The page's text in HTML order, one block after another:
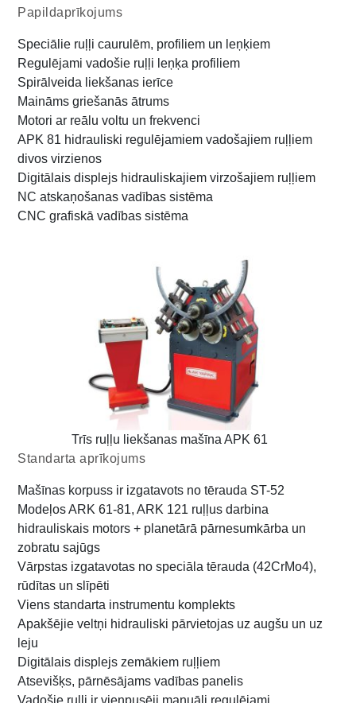
Papildaprīkojums
Speciālie ruļļi caurulēm, profiliem un leņķiem
Regulējami vadošie ruļļi leņķa profiliem
Spirālveida liekšanas ierīce
Maināms griešanās ātrums
Motori ar reālu voltu un frekvenci
APK 81 hidrauliski regulējamiem vadošajiem ruļļiem
divos virzienos
Digitālais displejs hidrauliskajiem virzošajiem ruļļiem
NC atskaņošanas vadības sistēma
CNC grafiskā vadības sistēma
Trīs ruļļu liekšanas mašīna APK 61
Standarta aprīkojums
Mašīnas korpuss ir izgatavots no tērauda ST-52
Modeļos ARK 61-81, ARK 121 ruļļus darbina
hidrauliskais motors + planetārā pārnesumkārba un
zobratu sajūgs
Vārpstas izgatavotas no speciāla tērauda (42CrMo4),
rūdītas un slīpēti
Viens standarta instrumentu komplekts
Apakšējie veltņi hidrauliski pārvietojas uz augšu un uz
leju
Digitālais displejs zemākiem ruļļiem
Atsevišķs, pārnēsājams vadības panelis
Vadošie ruļļi ir vienpusēji manuāli regulējami